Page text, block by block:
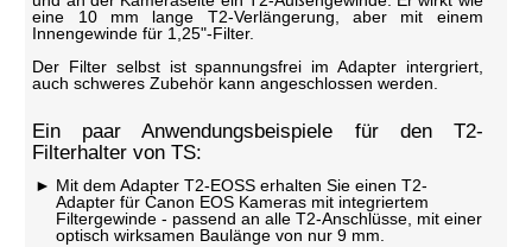
eine 10 mm lange T2-Verlängerung, aber mit einem
Innengewinde für 1,25"-Filter.
Der Filter selbst ist spannungsfrei im Adapter intergriert,
auch schweres Zubehör kann angeschlossen werden.
Ein paar Anwendungsbeispiele für den T2-
Filterhalter von TS:
Mit dem Adapter T2-EOSS erhalten Sie einen T2-
Adapter für Canon EOS Kameras mit integriertem
Filtergewinde - passend an alle T2-Anschlüsse, mit einer
optisch wirksamen Baulänge von nur 9 mm.